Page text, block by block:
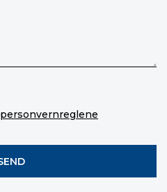
personvernreglene